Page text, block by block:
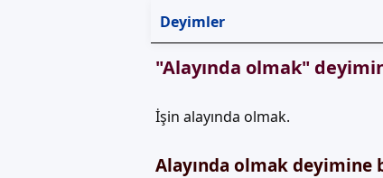
Deyimler
"Alayında olmak"
İşin alayında olmak.
Alayında olmak deyimine